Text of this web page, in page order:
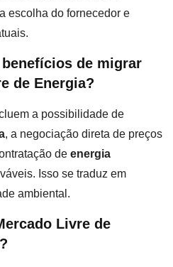
escolha do fornecedor e
de migrar
de Energia?
a possibilidade de
, a negociação direta de preços
de energia
Isso se traduz em
ambiental.
Livre de